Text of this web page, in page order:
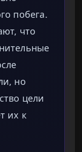
побега.
что
но
цели
их к